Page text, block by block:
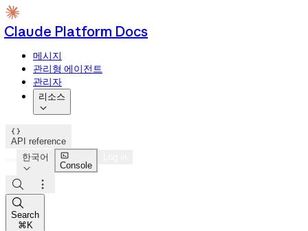
Claude Platform Docs
메시지
관리형 에이전트
관리자
리소스


API reference
한국어


Console



Search
⌘K